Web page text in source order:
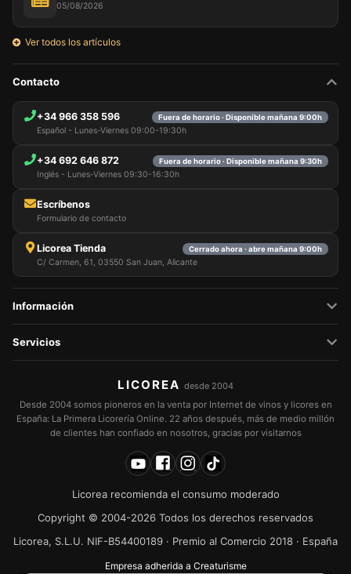
05/08/2026
Ver todos los artículos
Contacto
+34 966 358 596 Fuera de horario · Disponible mañana 9:00h
Español - Lunes-Viernes 09:00-19:30h
+34 692 646 872 Fuera de horario · Disponible mañana 9:30h
Inglés - Lunes-Viernes 09:30-16:30h
Escríbenos
Formulario de contacto
Licorea Tienda Cerrado ahora · abre mañana 9:00h
C/ Carmen, 61, 03550 San Juan, Alicante
Información
Servicios
LICOREA desde 2004
Desde 2004 somos pioneros en la venta por Internet de vinos y licores en
España: La Primera Licorería Online. 22 años después, más de medio millón
de clientes han confiado en nosotros, gracias por visitarnos
Licorea recomienda el consumo moderado
Copyright © 2004-2026 Todos los derechos reservados
Licorea, S.L.U. NIF-B54400189 · Premio al Comercio 2018 · España
Empresa adherida a Creaturisme